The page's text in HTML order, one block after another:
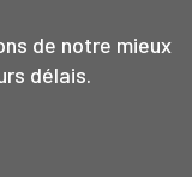
de notre mieux
délais.